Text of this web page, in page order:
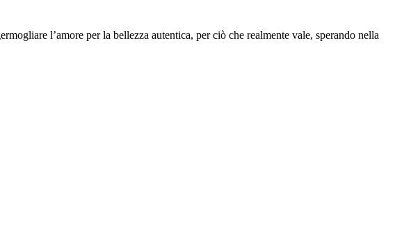
l’amore per la bellezza autentica, per ciò che realmente vale, sperando nella